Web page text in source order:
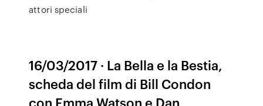
attori speciali
16/03/2017 · La Bella e la Bestia,
scheda del film di Bill Condon
con Emma Watson e Dan